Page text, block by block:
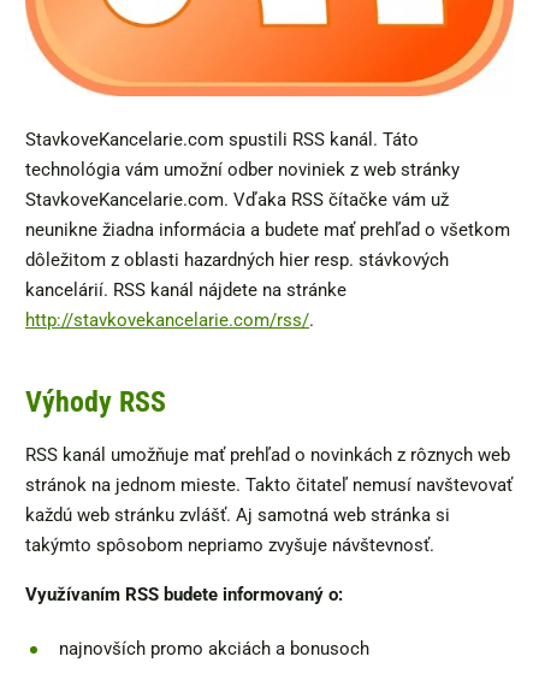
StavkoveKancelarie.com spustili RSS kanál. Táto
technológia vám umožní odber noviniek z web stránky
StavkoveKancelarie.com. Vďaka RSS čítačke vám už
neunikne žiadna informácia a budete mať prehľad o všetkom
dôležitom z oblasti hazardných hier resp. stávkových
kancelárií. RSS kanál nájdete na stránke
http://stavkovekancelarie.com/rss/.
Výhody RSS
RSS kanál umožňuje mať prehľad o novinkách z rôznych web
stránok na jednom mieste. Takto čitateľ nemusí navštevovať
každú web stránku zvlášť. Aj samotná web stránka si
takýmto spôsobom nepriamo zvyšuje návštevnosť.
Využívaním RSS budete informovaný o:
najnovších promo akciách a bonusoch